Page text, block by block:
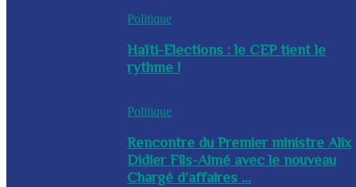
Politique
Haïti-Elections : le CEP tient le
rythme !
Politique
Rencontre du Premier ministre Alix
Didier Fils-Aimé avec le nouveau
Chargé d’affaires ...